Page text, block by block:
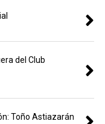
del Club
Toño Astiazarán